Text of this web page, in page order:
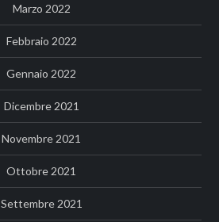
Marzo 2022
Febbraio 2022
Gennaio 2022
Dicembre 2021
Novembre 2021
Ottobre 2021
Settembre 2021